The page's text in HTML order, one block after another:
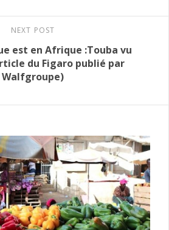
NEXT POST
est en Afrique :Touba vu
du Figaro publié par
Walfgroupe)